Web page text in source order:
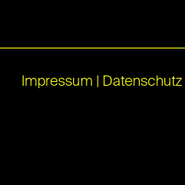
Impressum Datenschutz